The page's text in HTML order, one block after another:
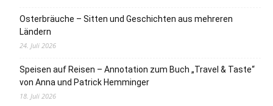
Osterbräuche – Sitten und Geschichten aus mehreren
Ländern
24. Juli 2026
Speisen auf Reisen – Annotation zum Buch „Travel & Taste“
von Anna und Patrick Hemminger
18. Juli 2026